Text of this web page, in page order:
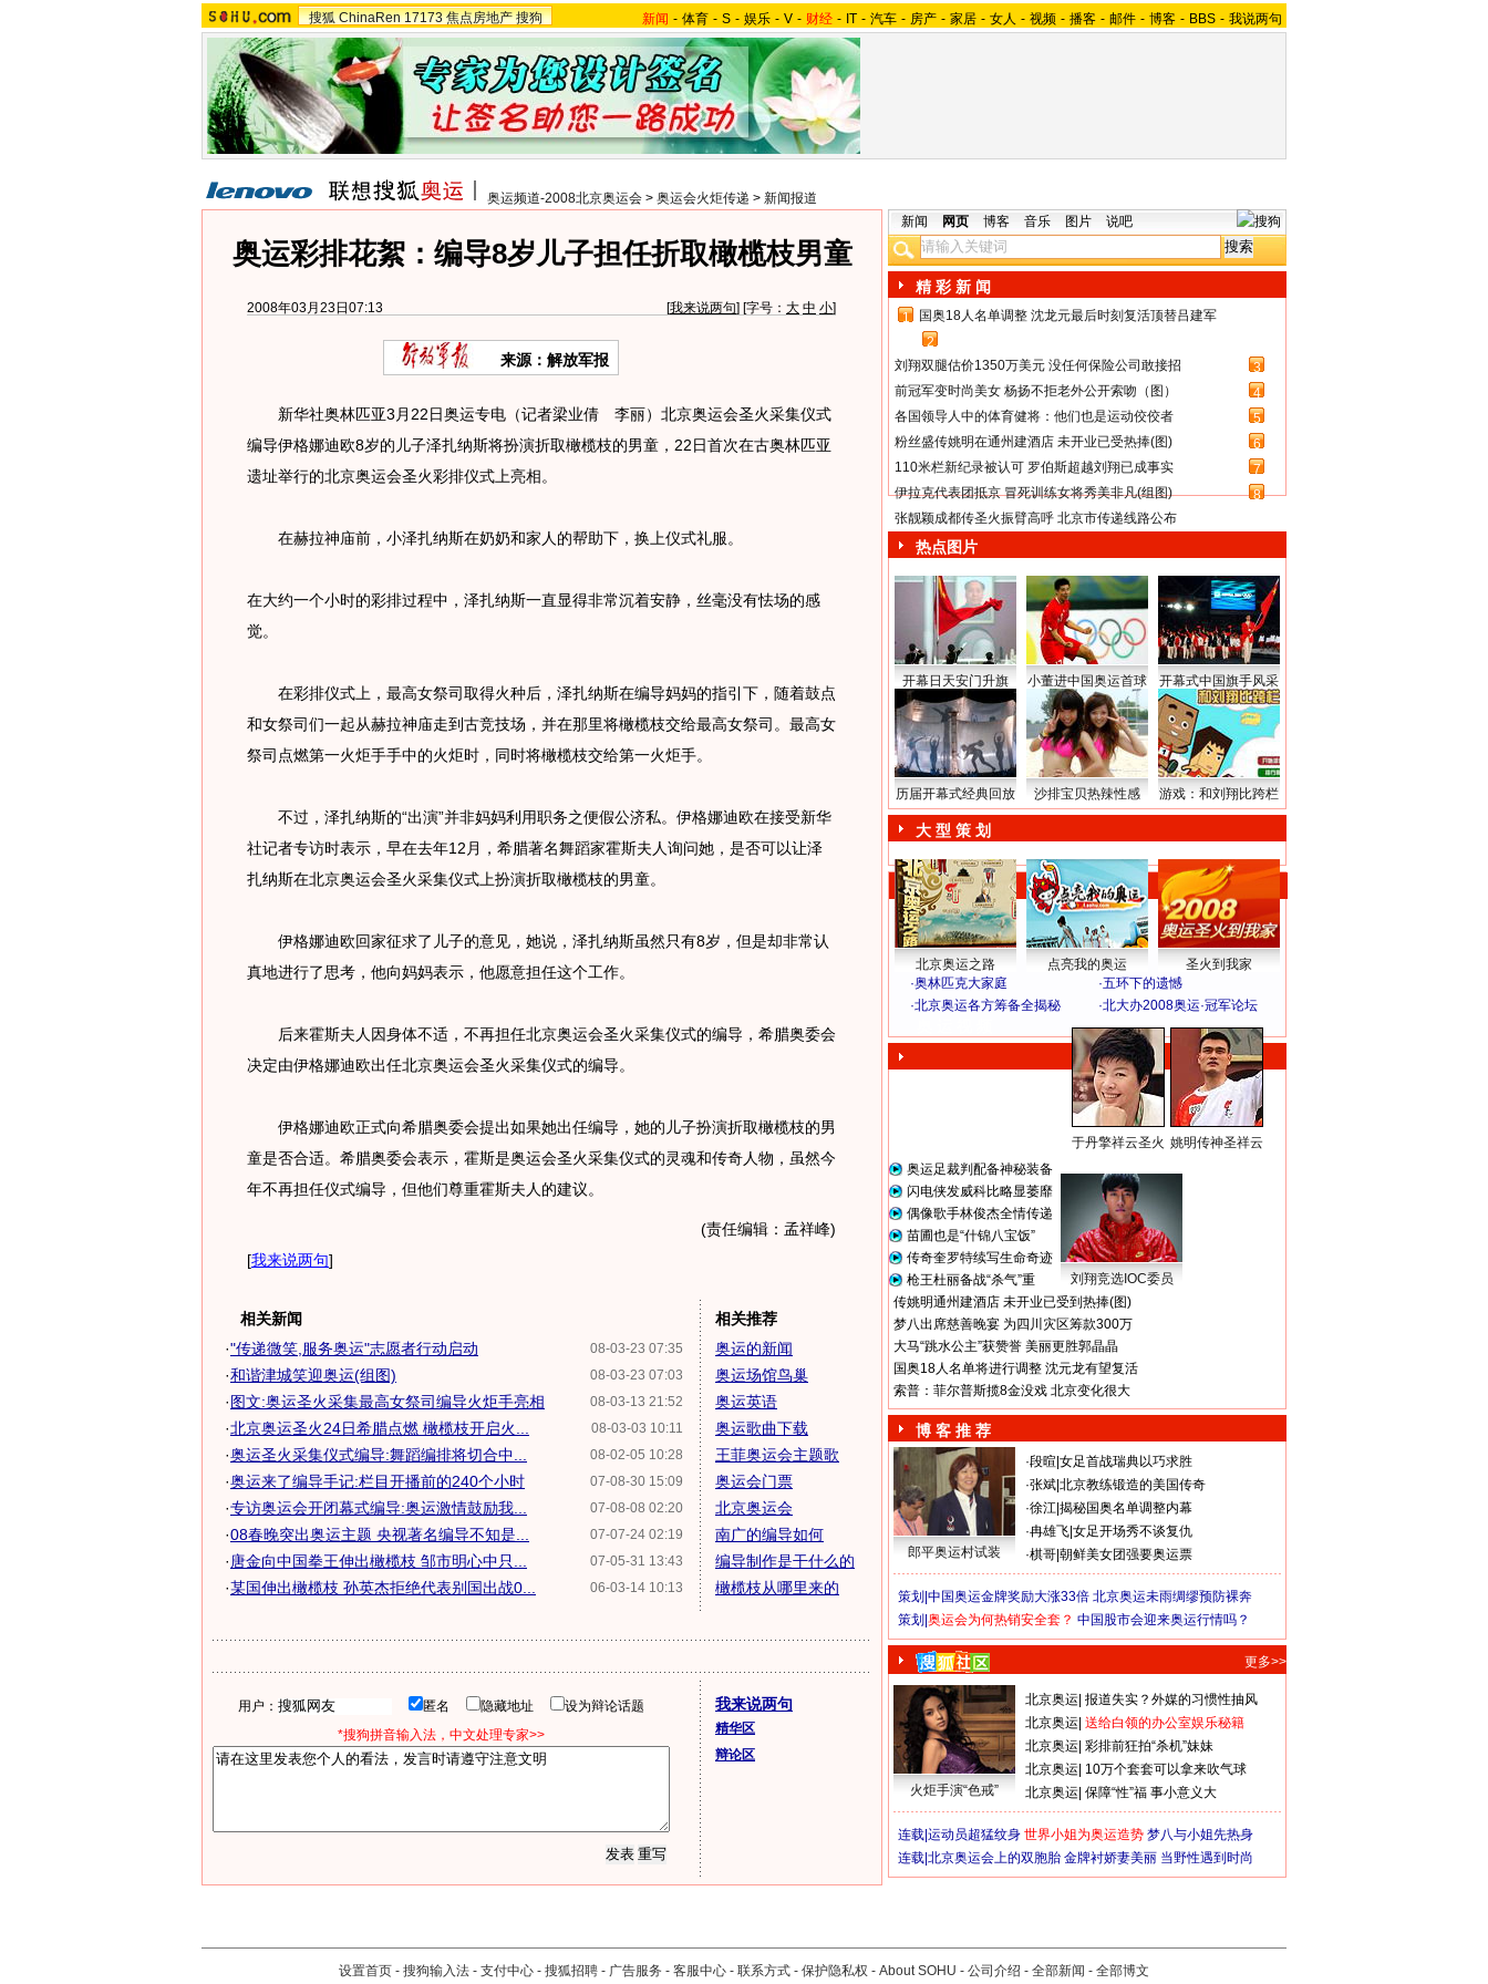
搜狐 ChinaRen 17173 焦点房地产 搜狗 新闻 - 体育 - S - 娱乐 - V - 财经 - IT - 汽车 - 房产 - 家居 - 女人 - 视频 - 播客 - 邮件 - 博客 - BBS - 我说两句
奥运频道-2008北京奥运会 > 奥运会火炬传递 > 新闻报道
奥运彩排花絮：编导8岁儿子担任折取橄榄枝男童
2008年03月23日07:13 [我来说两句] [字号： 大 中 小]
来源：解放军报
新华社奥林匹亚3月22日奥运专电（记者梁业倩 李丽）北京奥运会圣火采集仪式
编导伊格娜迪欧8岁的儿子泽扎纳斯将扮演折取橄榄枝的男童，22日首次在古奥林匹亚
遗址举行的北京奥运会圣火彩排仪式上亮相。
在赫拉神庙前，小泽扎纳斯在奶奶和家人的帮助下，换上仪式礼服。
在大约一个小时的彩排过程中，泽扎纳斯一直显得非常沉着安静，丝毫没有怯场的感
觉。
在彩排仪式上，最高女祭司取得火种后，泽扎纳斯在编导妈妈的指引下，随着鼓点
和女祭司们一起从赫拉神庙走到古竞技场，并在那里将橄榄枝交给最高女祭司。最高女
祭司点燃第一火炬手手中的火炬时，同时将橄榄枝交给第一火炬手。
不过，泽扎纳斯的“出演”并非妈妈利用职务之便假公济私。伊格娜迪欧在接受新华
社记者专访时表示，早在去年12月，希腊著名舞蹈家霍斯夫人询问她，是否可以让泽
扎纳斯在北京奥运会圣火采集仪式上扮演折取橄榄枝的男童。
伊格娜迪欧回家征求了儿子的意见，她说，泽扎纳斯虽然只有8岁，但是却非常认
真地进行了思考，他向妈妈表示，他愿意担任这个工作。
后来霍斯夫人因身体不适，不再担任北京奥运会圣火采集仪式的编导，希腊奥委会
决定由伊格娜迪欧出任北京奥运会圣火采集仪式的编导。
伊格娜迪欧正式向希腊奥委会提出如果她出任编导，她的儿子扮演折取橄榄枝的男
童是否合适。希腊奥委会表示，霍斯是奥运会圣火采集仪式的灵魂和传奇人物，虽然今
年不再担任仪式编导，但他们尊重霍斯夫人的建议。
(责任编辑：孟祥峰)
[我来说两句]
相关新闻
08-03-23 07:35
·"传递微笑,服务奥运"志愿者行动启动
08-03-23 07:03
·和谐津城笑迎奥运(组图)
08-03-13 21:52
·图文:奥运圣火采集最高女祭司编导火炬手亮相
08-03-03 10:11
·北京奥运圣火24日希腊点燃 橄榄枝开启火...
08-02-05 10:28
·奥运圣火采集仪式编导:舞蹈编排将切合中...
07-08-30 15:09
·奥运来了编导手记:栏目开播前的240个小时
07-08-08 02:20
·专访奥运会开闭幕式编导:奥运激情鼓励我...
07-07-24 02:19
·08春晚突出奥运主题 央视著名编导不知是...
07-05-31 13:43
· 唐金向中国拳王伸出橄榄枝 邹市明心中只...
06-03-14 10:13
·某国伸出橄榄枝 孙英杰拒绝代表别国出战0...
相关推荐
奥运的新闻
奥运场馆鸟巢
奥运英语
奥运歌曲下载
王菲奥运会主题歌
奥运会门票
北京奥运会
南广的编导如何
编导制作是干什么的
橄榄枝从哪里来的
用户： 匿名 隐藏地址
设为辩论话题
*搜狗拼音输入法，中文处理专家>>
我来说两句
精华区
辩论区
新闻 网页 博客 音乐 图片 说吧
精 彩 新 闻
1
国奥18人名单调整 沈龙元最后时刻复活顶替吕建军
2
刘翔双腿估价1350万美元 没任何保险公司敢接招
3
前冠军变时尚美女 杨扬不拒老外公开索吻（图）
4
各国领导人中的体育健将：他们也是运动佼佼者
5
粉丝盛传姚明在通州建酒店 未开业已受热捧(图)
6
110米栏新纪录被认可 罗伯斯超越刘翔已成事实
7
伊拉克代表团抵京 冒死训练女将秀美非凡(组图)
8
张靓颖成都传圣火振臂高呼 北京市传递线路公布
热点图片
开幕日天安门升旗 小董进中国奥运首球 开幕式中国旗手风采
历届开幕式经典回放 沙排宝贝热辣性感 游戏：和刘翔比跨栏
大 型 策 划
北京奥运之路 点亮我的奥运
圣火到我家
·奥林匹克大家庭 ·五环下的遗憾
·北京奥运各方筹备全揭秘 ·北大办2008奥运·冠军论坛
于丹擎祥云圣火 姚明传神圣祥云
奥运足裁判配备神秘装备
闪电侠发威科比略显萎靡
偶像歌手林俊杰全情传递
苗圃也是“什锦八宝饭”
传奇奎罗特续写生命奇迹
枪王杜丽备战“杀气”重
刘翔竞选IOC委员
传姚明通州建酒店 未开业已受到热捧(图)
梦八出席慈善晚宴 为四川灾区筹款300万
大马“跳水公主”获赞誉 美丽更胜郭晶晶
国奥18人名单将进行调整 沈元龙有望复活
索普：菲尔普斯揽8金没戏 北京变化很大
博 客 推 荐
郎平奥运村试装
·段暄 女足首战瑞典以巧求胜
·张斌 北京教练锻造的美国传奇
·徐江 揭秘国奥名单调整内幕
·冉雄飞 女足开场秀不谈复仇
·棋哥 朝鲜美女团强要奥运票
策划| 中国奥运金牌奖励大涨33倍 北京奥运未雨绸缪预防裸奔
策划| 奥运会为何热销安全套？ 中国股市会迎来奥运行情吗？
更多>>
火炬手演“色戒”
北京奥运 报道失实？外媒的习惯性抽风
北京奥运 送给白领的办公室娱乐秘籍
北京奥运 彩排前狂拍“杀机”妹妹
北京奥运 10万个套套可以拿来吹气球
北京奥运 保障“性”福 事小意义大
连载| 运动员超猛纹身 世界小姐为奥运造势 梦八与小姐先热身
连载| 北京奥运会上的双胞胎 金牌衬娇妻美丽 当野性遇到时尚
设置首页 - 搜狗输入法 - 支付中心 - 搜狐招聘 - 广告服务 - 客服中心 - 联系方式 - 保护隐私权 - About SOHU - 公司介绍 - 全部新闻 - 全部博文